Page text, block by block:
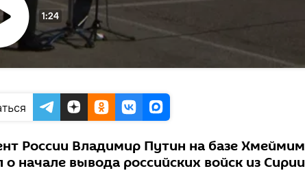
1:24
России Владимир Путин на базе Хмеймим
о начале вывода российских войск из Сирии